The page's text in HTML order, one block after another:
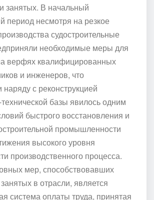
занятых. В начальный
период несмотря на резкое
судостроительные
необходимые меры для
верфях квалифицированных
и инженеров, что
наряду с реконструкцией
базы явилось одним
быстрого восстановления и
промышленности
высокого уровня
производственного процесса.
мер, способствовавших
в отрасли, является
система оплаты труда, принятая